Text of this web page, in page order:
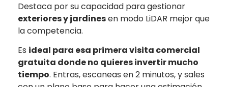
Destaca por su capacidad para gestionar
exteriores y jardinesen modo LiDAR mejor que
la competencia.
Es ideal para esa primera visita comercial
gratuita donde no quieres invertir mucho
tiempo. Entras, escaneas en 2 minutos, y sales